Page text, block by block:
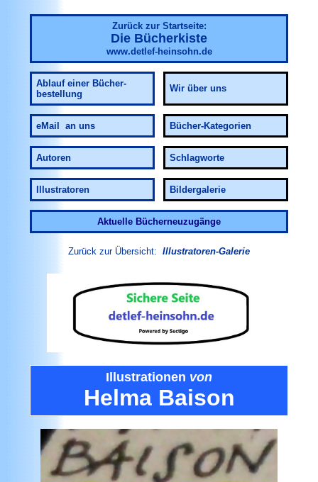
Zurück zur Startseite:
Die Bücherkiste
www.detlef-heinsohn.de
Ablauf einer Bücher-
bestellung
Wir über uns
eMail an uns Bücher-Kategorien
Autoren Schlagworte
Illustratoren Bildergalerie
Aktuelle Bücherneuzugänge
Zurück zur Übersicht: Illustratoren-Galerie
Illustrationen von
Helma Baison